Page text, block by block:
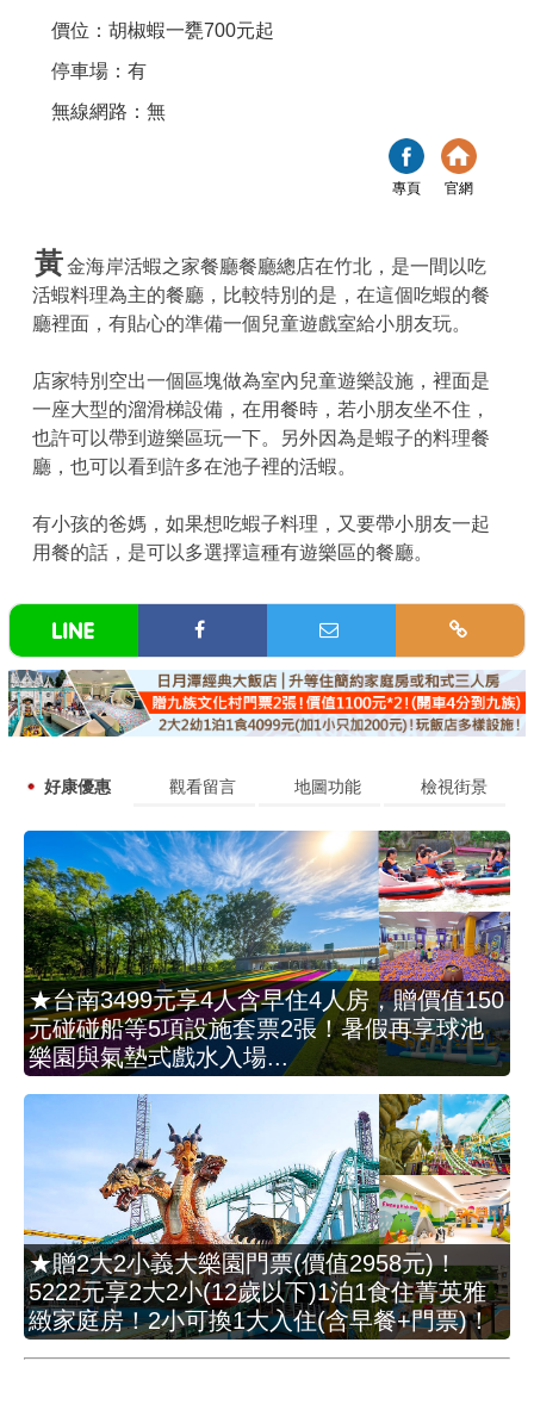
價位：胡椒蝦一甕700元起
停車場：有
無線網路：無
專頁 官網
黃金海岸活蝦之家餐廳餐廳總店在竹北，是一間以吃
活蝦料理為主的餐廳，比較特別的是，在這個吃蝦的餐
廳裡面，有貼心的準備一個兒童遊戲室給小朋友玩。
店家特別空出一個區塊做為室內兒童遊樂設施，裡面是
一座大型的溜滑梯設備，在用餐時，若小朋友坐不住，
也許可以帶到遊樂區玩一下。另外因為是蝦子的料理餐
廳，也可以看到許多在池子裡的活蝦。
有小孩的爸媽，如果想吃蝦子料理，又要帶小朋友一起
用餐的話，是可以多選擇這種有遊樂區的餐廳。
好康優惠 觀看留言 地圖功能 檢視街景
★台南3499元享4人含早住4人房，贈價值150
元碰碰船等5項設施套票2張！暑假再享球池
樂園與氣墊式戲水入場...
★贈2大2小義大樂園門票(價值2958元)！
5222元享2大2小(12歲以下)1泊1食住菁英雅
緻家庭房！2小可換1大入住(含早餐+門票)！